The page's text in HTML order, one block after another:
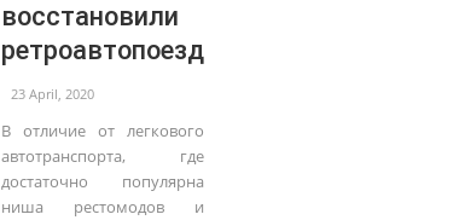
восстановили
ретроавтопоезд
23 April, 2020
В отличие от легкового
автотранспорта, где
достаточно популярна
ниша рестомодов и